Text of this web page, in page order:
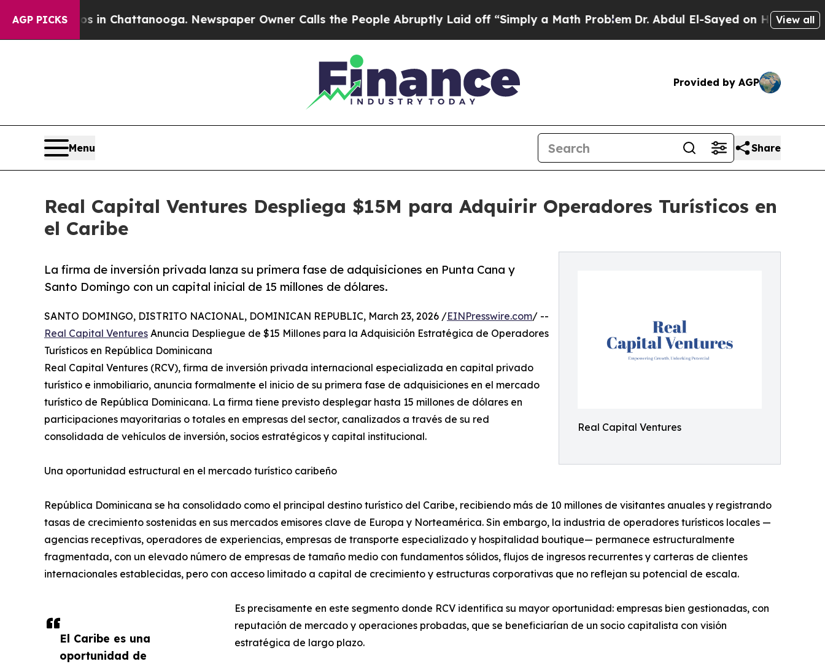
AGP PICKS
Chaos in Chattanooga. Newspaper Owner Calls the People Abruptly Laid off “Simply a Math Problem Dr. Abdul El-Sayed on Historic Michigan
View all
Provided by AGP
Menu Share
Real Capital Ventures Despliega $15M para Adquirir Operadores Turísticos en
el Caribe
Real Capital Ventures
La firma de inversión privada lanza su primera fase de adquisiciones en Punta Cana y
Santo Domingo con un capital inicial de 15 millones de dólares.
El Caribe es una
oportunidad de
SANTO DOMINGO, DISTRITO NACIONAL, DOMINICAN REPUBLIC, March 23, 2026 /EINPresswire.com/ --
Real Capital Ventures Anuncia Despliegue de $15 Millones para la Adquisición Estratégica de Operadores
Turísticos en República Dominicana
Real Capital Ventures (RCV), firma de inversión privada internacional especializada en capital privado
turístico e inmobiliario, anuncia formalmente el inicio de su primera fase de adquisiciones en el mercado
turístico de República Dominicana. La firma tiene previsto desplegar hasta 15 millones de dólares en
participaciones mayoritarias o totales en empresas del sector, canalizados a través de su red
consolidada de vehículos de inversión, socios estratégicos y capital institucional.
Una oportunidad estructural en el mercado turístico caribeño
República Dominicana se ha consolidado como el principal destino turístico del Caribe, recibiendo más de 10 millones de visitantes anuales y registrando
tasas de crecimiento sostenidas en sus mercados emisores clave de Europa y Norteamérica. Sin embargo, la industria de operadores turísticos locales —
agencias receptivas, operadores de experiencias, empresas de transporte especializado y hospitalidad boutique— permanece estructuralmente
fragmentada, con un elevado número de empresas de tamaño medio con fundamentos sólidos, flujos de ingresos recurrentes y carteras de clientes
internacionales establecidas, pero con acceso limitado a capital de crecimiento y estructuras corporativas que no reflejan su potencial de escala.
Es precisamente en este segmento donde RCV identifica su mayor oportunidad: empresas bien gestionadas, con
reputación de mercado y operaciones probadas, que se beneficiarían de un socio capitalista con visión
estratégica de largo plazo.